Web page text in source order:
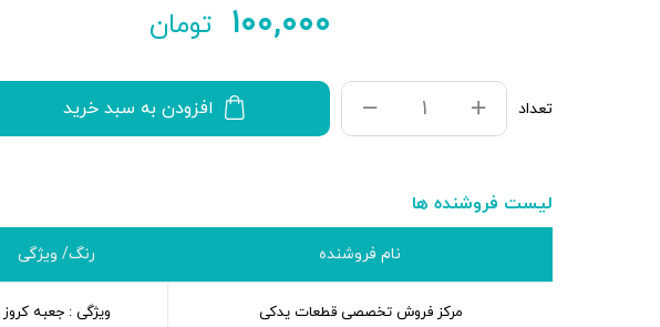
۱۰۰,۰۰۰ تومان
تعداد افزودن به سبد خرید
لیست فروشنده ها
نام فروشنده رنگ/ ویژگی
مرکز فروش تخصصی قطعات یدکی ویژگی : جعبه کروز